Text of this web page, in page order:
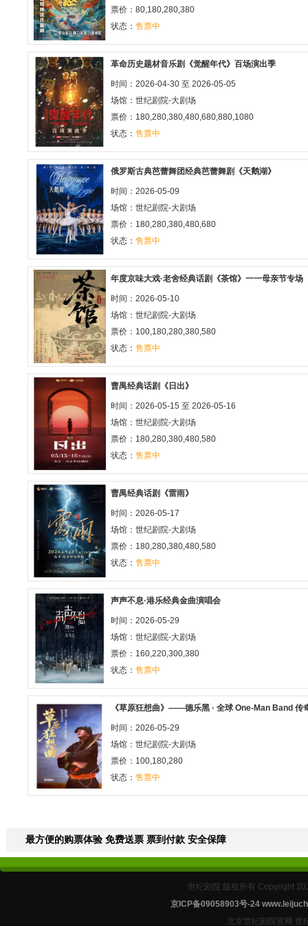
票价：80,180,280,380
状态： 售票中
革命历史题材音乐剧《觉醒年代》百场演出季
时间：2026-04-30 至 2026-05-05
场馆： 世纪剧院-大剧场
票价：180,280,380,480,680,880,1080
状态： 售票中
俄罗斯古典芭蕾舞团经典芭蕾舞剧《天鹅湖》
时间：2026-05-09
场馆： 世纪剧院-大剧场
票价：180,280,380,480,680
状态： 售票中
年度京味大戏·老舍经典话剧《茶馆》一一母亲节专场
时间：2026-05-10
场馆： 世纪剧院-大剧场
票价：100,180,280,380,580
状态： 售票中
曹禺经典话剧《日出》
时间：2026-05-15 至 2026-05-16
场馆： 世纪剧院-大剧场
票价：180,280,380,480,580
状态： 售票中
曹禺经典话剧《雷雨》
时间：2026-05-17
场馆： 世纪剧院-大剧场
票价：180,280,380,480,580
状态： 售票中
声声不息·港乐经典金曲演唱会
时间：2026-05-29
场馆： 世纪剧院-大剧场
票价：160,220,300,380
状态： 售票中
《草原狂想曲》——德乐黑 · 全球 One-Man Band 传
时间：2026-05-29
场馆： 世纪剧院-大剧场
票价：100,180,280
状态： 售票中
最方便的购票体验 免费送票 票到付款 安全保障
世纪剧院 版权所有 Copyright
京ICP备09058903号-24
北京世纪剧院官网 世